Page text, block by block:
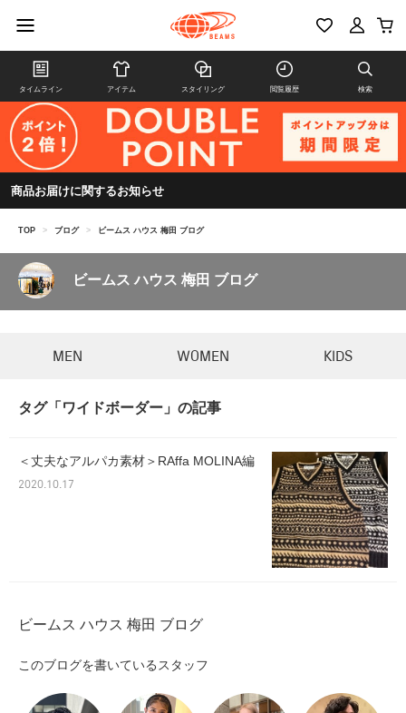
タイムライン アイテム スタイリング 閲覧履歴 検索
商品お届けに関するお知らせ
TOP > ブログ > ビームス ハウス 梅田 ブログ
ビームス ハウス 梅田 ブログ
MEN WOMEN KIDS
タグ「ワイドボーダー」の記事
＜丈夫なアルパカ素材＞RAffa MOLINA編
2020.10.17
ビームス ハウス 梅田 ブログ
このブログを書いているスタッフ